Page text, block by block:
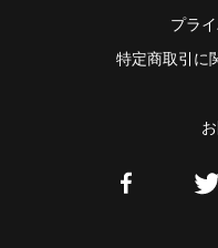
プラ
特定商取引に